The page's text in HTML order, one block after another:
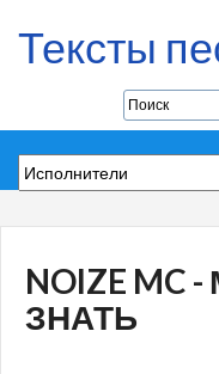
Тексты
NOIZE MC
ЗНАТЬ